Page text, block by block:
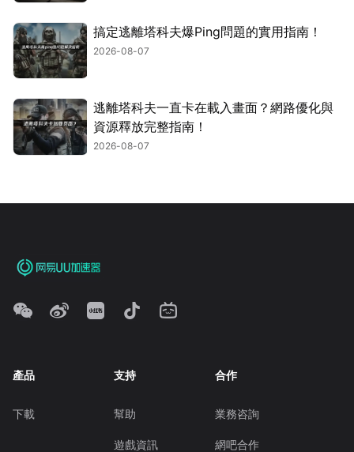
搞定逃離塔科夫爆Ping問題的實用指南！
2026-08-07
逃離塔科夫一直卡在載入畫面？網路優化與
資源釋放完整指南！
2026-08-07
產品
下載
支持
幫助
遊戲資訊
合作
業務咨詢
網吧合作